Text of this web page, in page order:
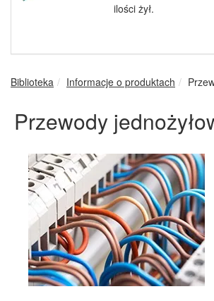
ilości żył.
Biblioteka Informacje o produktach
Przewody